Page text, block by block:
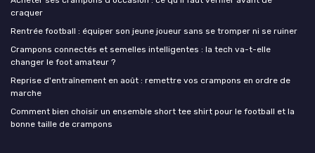
craquer
Rentrée football : équiper son jeune joueur sans se tromper ni se ruiner
Crampons connectés et semelles intelligentes : la tech va-t-elle
changer le foot amateur ?
Reprise d'entraînement en août : remettre vos crampons en ordre de
marche
Comment bien choisir un ensemble short tee shirt pour le football et la
bonne taille de crampons